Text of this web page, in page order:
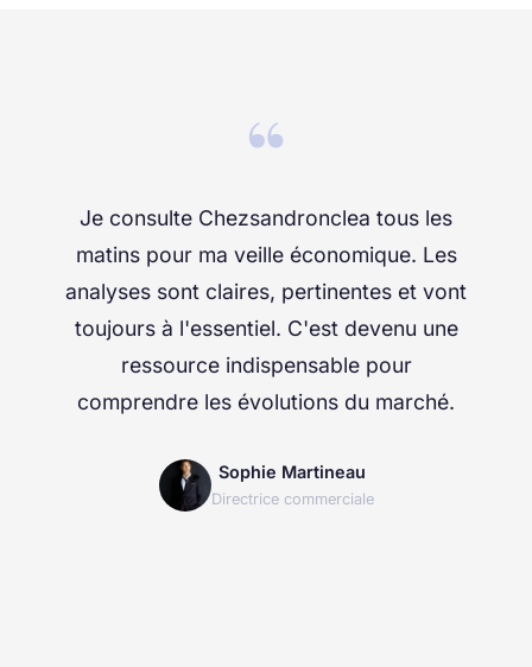
“
Je consulte Chezsandronclea tous les
matins pour ma veille économique. Les
analyses sont claires, pertinentes et vont
toujours à l'essentiel. C'est devenu une
ressource indispensable pour
comprendre les évolutions du marché.
Sophie Martineau
Directrice commerciale